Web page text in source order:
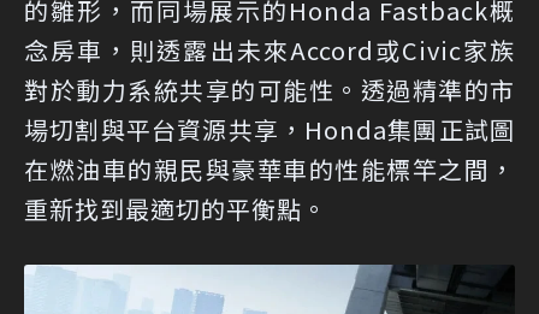
的雛形，而同場展示的Honda Fastback概
念房車，則透露出未來Accord或Civic家族
對於動力系統共享的可能性。透過精準的市
場切割與平台資源共享，Honda集團正試圖
在燃油車的親民與豪華車的性能標竿之間，
重新找到最適切的平衡點。